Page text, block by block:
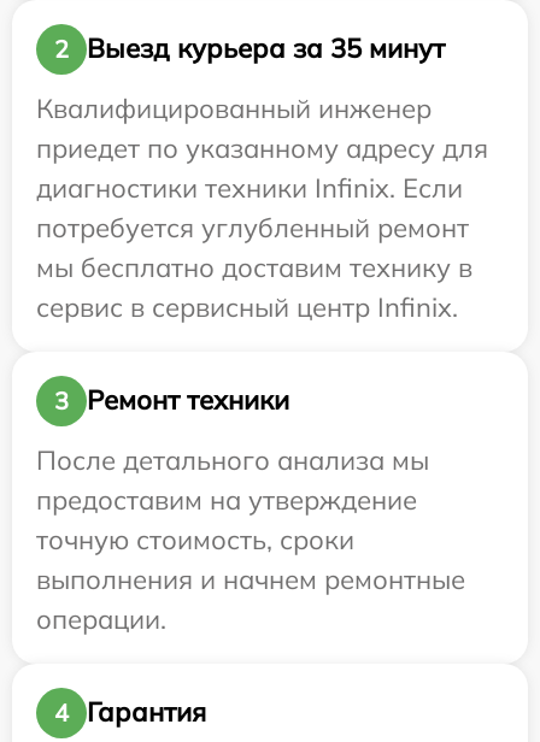
2
Выезд курьера за 35 минут
Квалифицированный инженер
приедет по указанному адресу для
диагностики техники Infinix. Если
потребуется углубленный ремонт
мы бесплатно доставим технику в
сервис в сервисный центр Infinix.
3
Ремонт техники
После детального анализа мы
предоставим на утверждение
точную стоимость, сроки
выполнения и начнем ремонтные
операции.
4 Гарантия